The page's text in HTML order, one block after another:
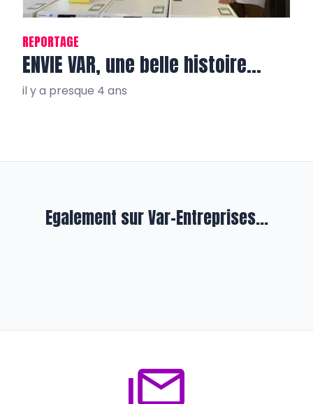
REPORTAGE
ENVIE VAR, une belle histoire…
il y a presque 4 ans
Egalement sur Var-Entreprises...